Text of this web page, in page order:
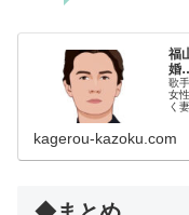
福
婚
歌
女
く
kagerou-kazoku.com